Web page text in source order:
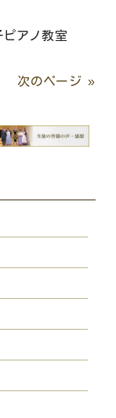
アノ教室
次のページ »